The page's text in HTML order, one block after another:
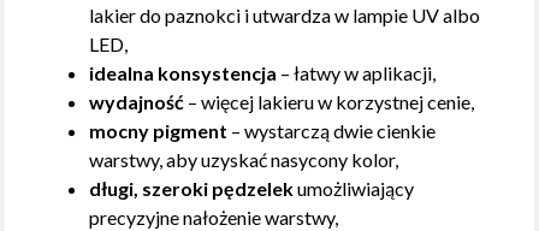
lakier do paznokci i utwardza w lampie UV albo
LED,
idealna konsystencja – łatwy w aplikacji,
wydajność – więcej lakieru w korzystnej cenie,
mocny pigment – wystarczą dwie cienkie
warstwy, aby uzyskać nasycony kolor,
długi, szeroki pędzelekumożliwiający
precyzyjne nałożenie warstwy,